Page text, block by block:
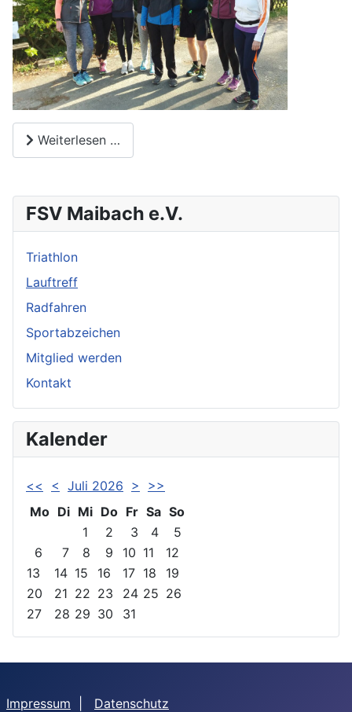
FSV Maibach e.V.
Triathlon
Lauftreff
Radfahren
Sportabzeichen
Mitglied werden
Kontakt
Kalender
<< < Juli 2026 >
>>
Mo Di Mi Do Fr Sa So
1
2 3 4
5
6
7 8 9 10 11
12
13
14 15 16 17 18
19
20
21 22 23 24 25 26
27
28 29 30 31
Weiterlesen …
Impressum Datenschutz